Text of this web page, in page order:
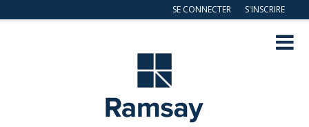
SE CONNECTER S'INSCRIRE
Navig